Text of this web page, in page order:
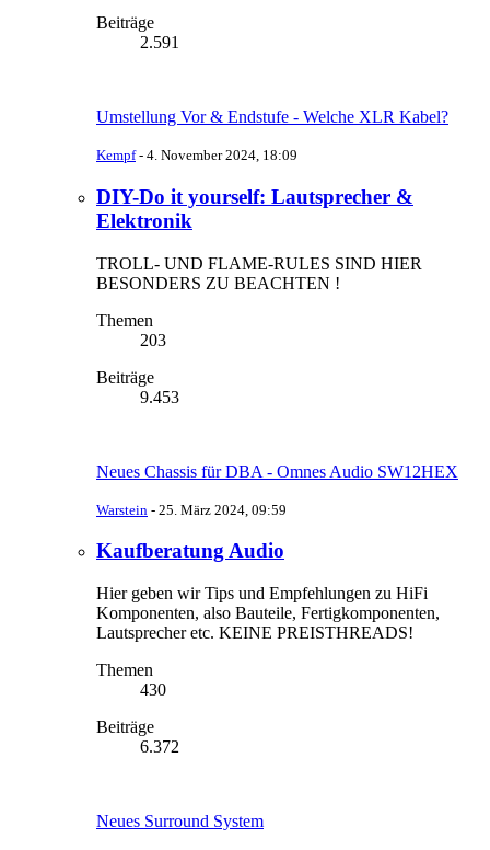
Beiträge
2.591
Umstellung Vor & Endstufe - Welche XLR Kabel?
Kempf- 4. November 2024, 18:09
DIY-Do it yourself: Lautsprecher &
Elektronik
TROLL- UND FLAME-RULES SIND HIER
BESONDERS ZU BEACHTEN !
Themen
203
Beiträge
9.453
Neues Chassis für DBA - Omnes Audio SW12HEX
Warstein - 25. März 2024, 09:59
Kaufberatung Audio
Hier geben wir Tips und Empfehlungen zu HiFi
Komponenten, also Bauteile, Fertigkomponenten,
Lautsprecher etc. KEINE PREISTHREADS!
Themen
430
Beiträge
6.372
Neues Surround System